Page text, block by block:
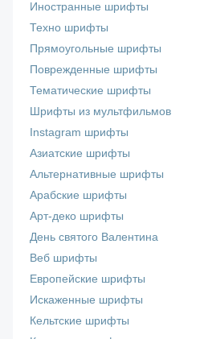
Иностранные шрифты
Техно шрифты
Прямоугольные шрифты
Поврежденные шрифты
Тематические шрифты
Шрифты из мультфильмов
Instagram шрифты
Азиатские шрифты
Альтернативные шрифты
Арабские шрифты
Арт-деко шрифты
День святого Валентина
Веб шрифты
Европейские шрифты
Искаженные шрифты
Кельтские шрифты